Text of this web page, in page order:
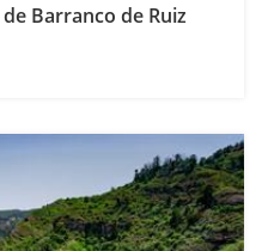
Barranco de Ruiz